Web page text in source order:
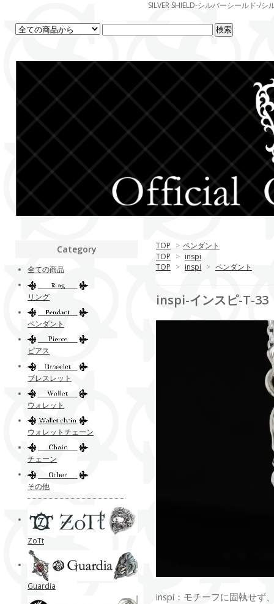
SILVER SHIELD-シルバーシールド-/
TOP > ペンダント
TOP > inspi
TOP > inspi > ペンダント
inspi-インスピ-T-33
inspi：モチーフに固執せず
Category
全ての商品
リング
ペンダント
ピアス
ブレスレット
ウォレット
ウォレットチェーン
チェーン
その他
ZoTt
Guardia